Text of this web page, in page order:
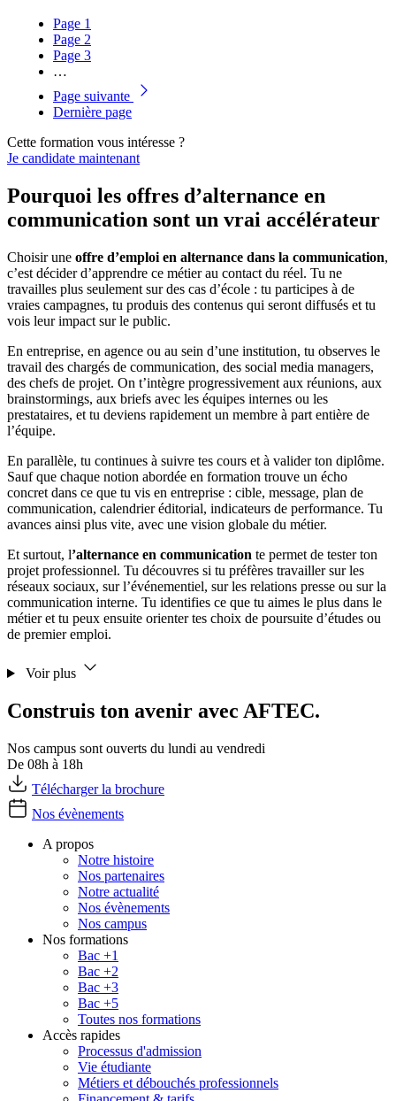
Page 1
Page 2
Page 3
…
Page suivante
Dernière page
Cette formation vous intéresse ?
Je candidate maintenant
Pourquoi les offres d’alternance en
communication sont un vrai accélérateur
Choisir une offre d’emploi en alternance dans la communication,
c’est décider d’apprendre ce métier au contact du réel. Tu ne
travailles plus seulement sur des cas d’école : tu participes à de
vraies campagnes, tu produis des contenus qui seront diffusés et tu
vois leur impact sur le public.
En entreprise, en agence ou au sein d’une institution, tu observes le
travail des chargés de communication, des social media managers,
des chefs de projet. On t’intègre progressivement aux réunions, aux
brainstormings, aux briefs avec les équipes internes ou les
prestataires, et tu deviens rapidement un membre à part entière de
l’équipe.
En parallèle, tu continues à suivre tes cours et à valider ton diplôme.
Sauf que chaque notion abordée en formation trouve un écho
concret dans ce que tu vis en entreprise : cible, message, plan de
communication, calendrier éditorial, indicateurs de performance. Tu
avances ainsi plus vite, avec une vision globale du métier.
Et surtout, l’alternance en communication te permet de tester ton
projet professionnel. Tu découvres si tu préfères travailler sur les
réseaux sociaux, sur l’événementiel, sur les relations presse ou sur la
communication interne. Tu identifies ce que tu aimes le plus dans le
métier et tu peux ensuite orienter tes choix de poursuite d’études ou
de premier emploi.
Voir plus
Construis ton avenir avec AFTEC.
Nos campus sont ouverts du lundi au vendredi
De 08h à 18h
Télécharger la brochure
Nos évènements
A propos
Notre histoire
Nos partenaires
Notre actualité
Nos évènements
Nos campus
Nos formations
Bac +1
Bac +2
Bac +3
Bac +5
Toutes nos formations
Accès rapides
Processus d'admission
Vie étudiante
Métiers et débouchés professionnels